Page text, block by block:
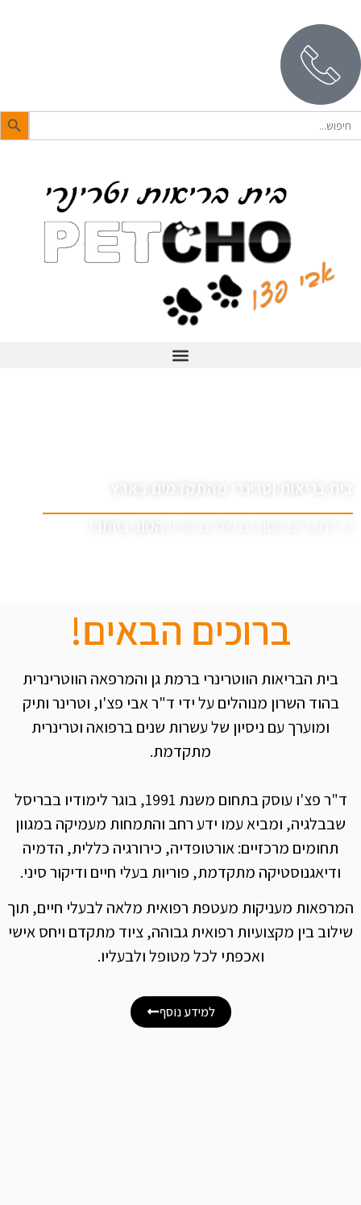
Search
for:
Search Button
בית בריאות וטרינרי מהתקדמים בארץ
ברוכים הבאים!
בית הבריאות הווטרינרי ברמת גן והמרפאה הווטרינרית
בהוד השרון מנוהלים על ידי ד"ר אבי פצ'ו, וטרינר ותיק
ומוערך עם ניסיון של עשרות שנים ברפואה וטרינרית
מתקדמת.
ד"ר פצ'ו עוסק בתחום משנת 1991, בוגר לימודיו בבריסל
שבבלגיה, ומביא עמו ידע רחב והתמחות מעמיקה במגוון
תחומים מרכזיים: אורטופדיה, כירורגיה כללית, הדמיה
ודיאגנוסטיקה מתקדמת, פוריות בעלי חיים ודיקור סיני.
המרפאות מעניקות מעטפת רפואית מלאה לבעלי חיים, תוך
שילוב בין מקצועיות רפואית גבוהה, ציוד מתקדם ויחס אישי
ואכפתי לכל מטופל ולבעליו.
למידע נוסף